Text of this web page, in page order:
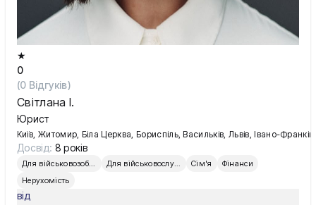
★
0
(0 Відгуків)
Світлана І.
Юрист
Київ, Житомир, Біла Церква, Бориспіль, Васильків, Львів, Івано-
Досвід: 8 років
Для військовозобов’язаних Для військовослужбовців Сім'я
Фінанси
Нерухомість
від